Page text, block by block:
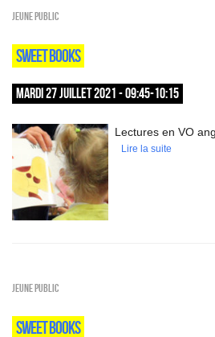
Jeune public
SWEET BOOKS
MARDI 27 JUILLET 2021 - 09:45-10:15
Lectures en VO
Lire la suite
Jeune public
SWEET BOOKS